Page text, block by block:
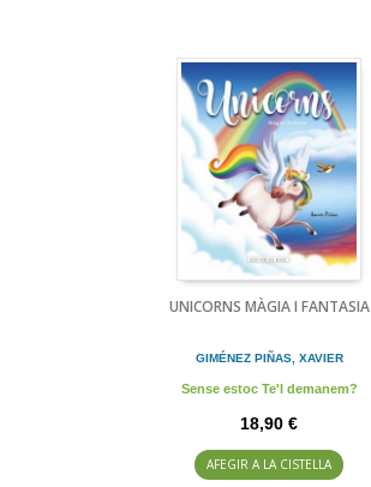
UNICORNS MÀGIA I FANTASIA
GIMÉNEZ PIÑAS, XAVIER
Sense estoc Te'l demanem?
18,90 €
AFEGIR A LA CISTELLA